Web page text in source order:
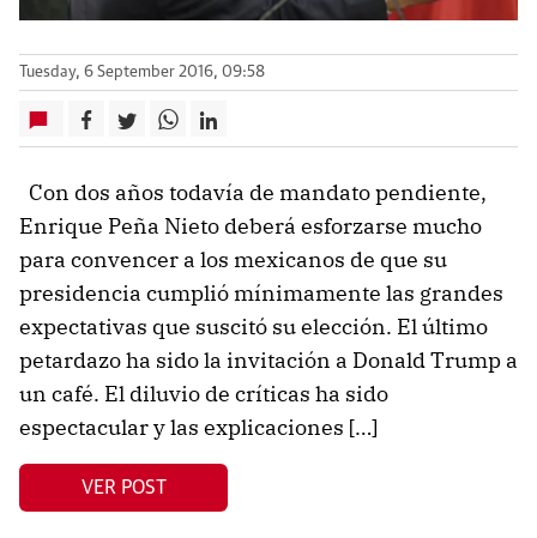
Tuesday, 6 September 2016, 09:58
Con dos años todavía de mandato pendiente,
Enrique Peña Nieto deberá esforzarse mucho
para convencer a los mexicanos de que su
presidencia cumplió mínimamente las grandes
expectativas que suscitó su elección. El último
petardazo ha sido la invitación a Donald Trump a
un café. El diluvio de críticas ha sido
espectacular y las explicaciones […]
VER POST